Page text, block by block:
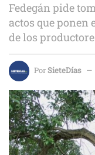
Fedegán pide
actos que ponen
de los
PorSieteDías